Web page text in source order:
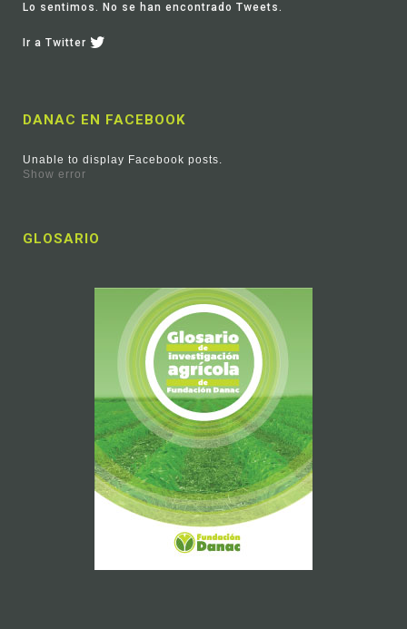
Lo sentimos. No se han encontrado Tweets.
Ir a Twitter
DANAC EN FACEBOOK
Unable to display Facebook posts.
Show error
GLOSARIO